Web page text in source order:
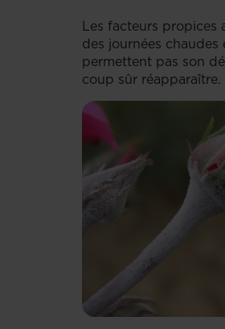
Les facteurs propices
des journées chaudes
permettent pas son
coup sûr réapparaître.